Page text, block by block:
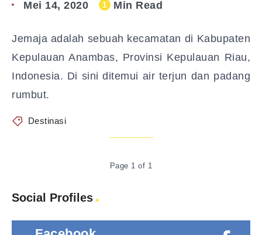
Mei 14, 2020 1 Min Read
Jemaja adalah sebuah kecamatan di Kabupaten
Kepulauan Anambas, Provinsi Kepulauan Riau,
Indonesia. Di sini ditemui air terjun dan padang
rumbut.
Destinasi
Page 1 of 1
Social Profiles